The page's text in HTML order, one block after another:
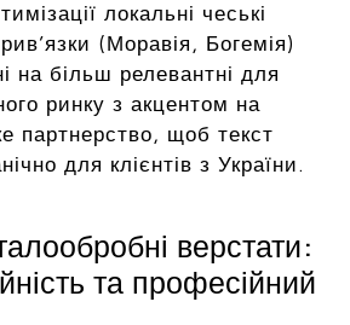
локальні чеські
(Моравія, Богемія)
на більш релевантні для
ринку з акцентом на
партнерство, щоб текст
для клієнтів з України.
верстати:
та професійний